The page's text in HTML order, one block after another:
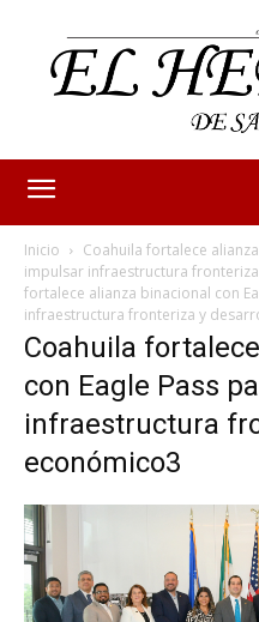
Inicio
Coahuila fortalece
impulsar infraestructura
fortalece alianza binacional con
infraestructura fronteriza y
Coahuila
con Eagle Pass
infraestructura
económico3